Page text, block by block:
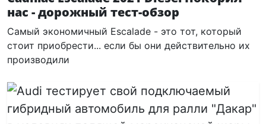
нас - дорожный тест-обзор
Самый экономичный Escalade - это тот, который
стоит приобрести... если бы они действительно их
производили